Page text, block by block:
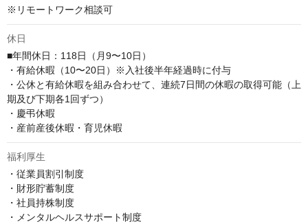
※リモートワーク相談可
休日
■年間休日：118日（月9〜10日）
・有給休暇（10〜20日）※入社後半年経過時に付与
・公休と有給休暇を組み合わせて、連続7日間の休暇の取得可能（上
期及び下期各1回ずつ）
・慶弔休暇
・産前産後休暇・育児休暇
福利厚生
・従業員割引制度
・財形貯蓄制度
・社員持株制度
・メンタルヘルスサポート制度